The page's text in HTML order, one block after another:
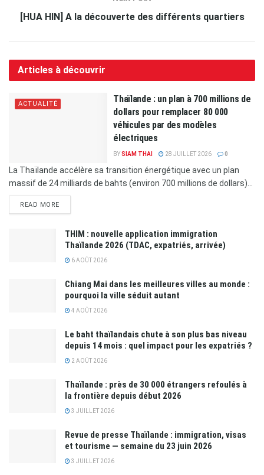
[HUA HIN] A la découverte des différents quartiers
Articles à découvrir
ACTUALITÉ
Thaïlande : un plan à 700 millions de
dollars pour remplacer 80 000
véhicules par des modèles
électriques
BYSIAM THAI 28 JUILLET 2026 0
La Thaïlande accélère sa transition énergétique avec un plan
massif de 24 milliards de bahts (environ 700 millions de dollars)...
READ MORE
THIM : nouvelle application immigration
Thaïlande 2026 (TDAC, expatriés, arrivée)
6 AOÛT 2026
Chiang Mai dans les meilleures villes au monde :
pourquoi la ville séduit autant
4 AOÛT 2026
Le baht thaïlandais chute à son plus bas niveau
depuis 14 mois : quel impact pour les expatriés ?
2 AOÛT 2026
Thaïlande : près de 30 000 étrangers refoulés à
la frontière depuis début 2026
3 JUILLET 2026
Revue de presse Thaïlande : immigration, visas
et tourisme — semaine du 23 juin 2026
3 JUILLET 2026